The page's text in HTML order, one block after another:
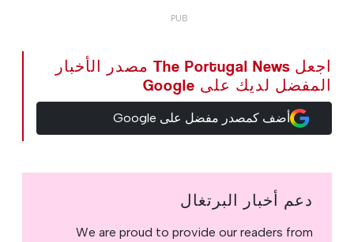
اجعل The Portugal News مصدر الأخبار
المفضل لديك على Google
أضف كمصدر مفضل على Google
دعم أخبار البرتغال
We are proud to provide our readers from